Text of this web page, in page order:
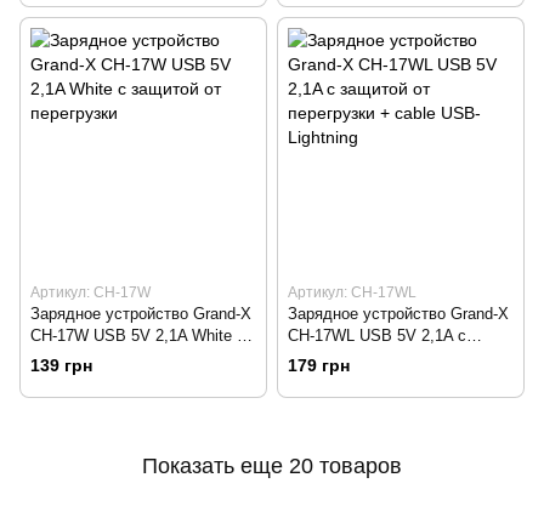
-> Lightning, Cu)
Артикул: CH-17W
Зарядное устройство Grand-X
CH-17W USB 5V 2,1A White с
защитой от перегрузки
139 грн
Артикул: CH-17WL
Зарядное устройство Grand-X
CH-17WL USB 5V 2,1A с
защитой от перегрузки + cable
USB-Lightning
179 грн
Показать еще 20 товаров